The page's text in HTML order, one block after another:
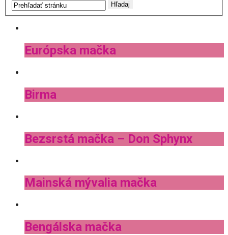
Európska mačka
Birma
Bezsrstá mačka – Don Sphynx
Mainská mývalia mačka
Bengálska mačka